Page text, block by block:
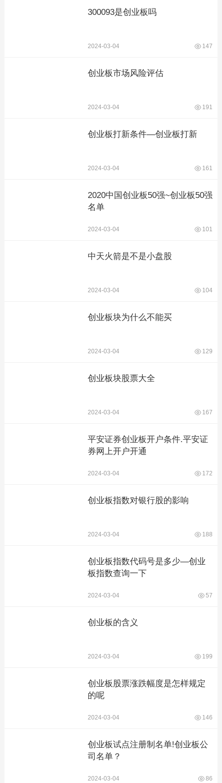
300093是创业板吗
2024-03-04 147
创业板市场风险评估
2024-03-04 191
创业板打新条件—创业板打新
2024-03-04 161
2020中国创业板50强~创业板50强
名单
2024-03-04 101
中天火箭是不是小盘股
2024-03-04 104
创业板块为什么不能买
2024-03-04 129
创业板块股票大全
2024-03-04 167
平安证券创业板开户条件.平安证
券网上开户开通
2024-03-04 172
创业板指数对银行股的影响
2024-03-04 188
创业板指数代码号是多少—创业
板指数查询一下
2024-03-04 57
创业板的含义
2024-03-04 199
创业板股票涨跌幅度是怎样规定
的呢
2024-03-04 146
创业板试点注册制名单!创业板公
司名单？
2024-03-04 86